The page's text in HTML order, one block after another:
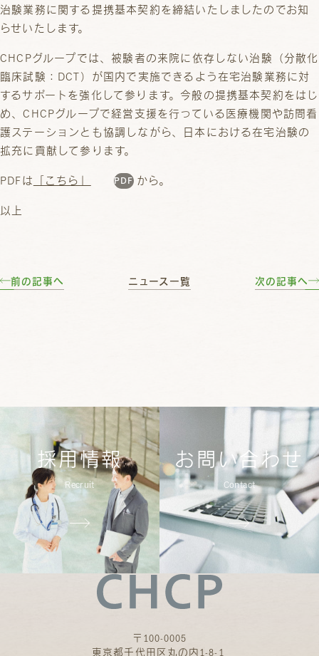
治験業務に関する提携基本契約を締結いたしましたのでお知
らせいたします。
CHCPグループでは、被験者の来院に依存しない治験（分散化
臨床試験：DCT）が国内で実施できるよう在宅治験業務に対
するサポートを強化して参ります。今般の提携基本契約をはじ
め、CHCPグループで経営支援を行っている医療機関や訪問看
護ステーションとも協調しながら、日本における在宅治験の
拡充に貢献して参ります。
PDFは 「こちら」 から。
以上
前の記事へ ニュース一覧 次の記事へ
採用情報
Recruit
お問い合わせ
Contact
〒100-0005
東京都千代田区丸の内1-8-1